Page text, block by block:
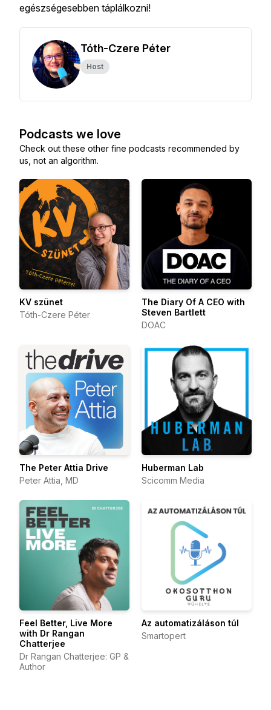
egészségesebben táplálkozni!
Tóth-Czere Péter
Host
Podcasts we love
Check out these other fine podcasts recommended by
us, not an algorithm.
KV szünet
Tóth-Czere Péter
The Diary Of A CEO with
Steven Bartlett
DOAC
The Peter Attia Drive
Peter Attia, MD
Huberman Lab
Scicomm Media
Feel Better, Live More
with Dr Rangan
Chatterjee
Dr Rangan Chatterjee: GP &
Author
Az automatizáláson túl
Smartopert